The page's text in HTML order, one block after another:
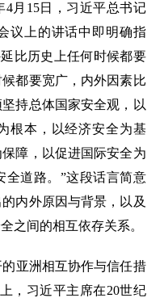
4月15日，习近平总书记
议上的讲话中即明确指
比历史上任何时候都要
都要宽广，内外因素比
持总体国家安全观，以
根本，以经济安全为基
障，以促进国际安全为
全道路。”这段话言简意
内外原因与背景，以及
之间的相互依存关系。
亚洲相互协作与信任措
，习近平主席在20世纪